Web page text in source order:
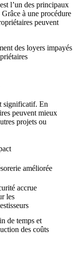
l’un des principaux
à une procédure
peuvent
des loyers impayés
significatif. En
peuvent mieux
projets ou
améliorée
accrue
les
de temps et
des coûts